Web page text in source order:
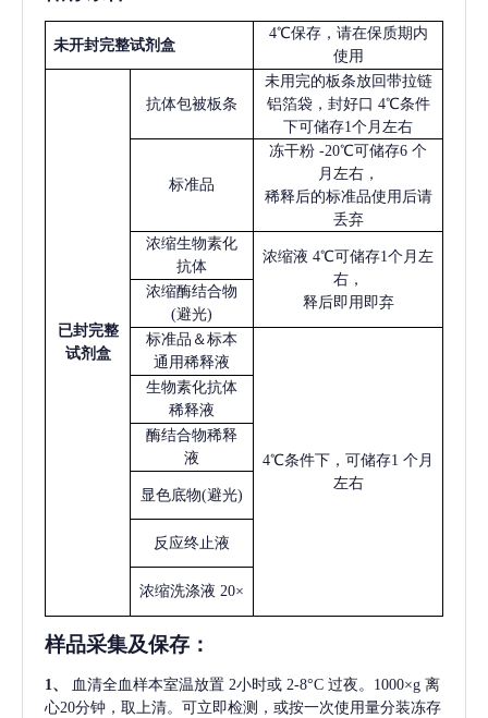
未开封完整试剂盒
4℃保存，请在保质期内
使用
已封完整
试剂盒
抗体包被板条
未用完的板条放回带拉链
铝箔袋，封好口 4℃条件
下可储存1个月左右
标准品
冻干粉 -20℃可储存6 个
月左右，
稀释后的标准品使用后请
丢弃
浓缩生物素化
抗体
浓缩液 4℃可储存1个月左
右，
释后即用即弃
浓缩酶结合物
(避光)
标准品＆标本
通用稀释液
4℃条件下，可储存1 个月
左右
生物素化抗体
稀释液
酶结合物稀释
液
显色底物(避光)
反应终止液
浓缩洗涤液 20×
样品采集及保存 ：
1、 血清全血样本室温放置 2小时或 2-8°C 过夜。1000×g 离
心20分钟，取上清。可立即检测，或按一次使用量分装冻存